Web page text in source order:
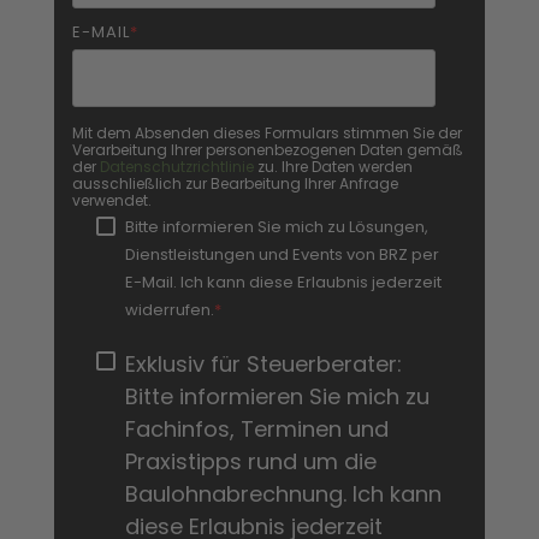
E-MAIL*
Mit dem Absenden dieses Formulars stimmen Sie der
Verarbeitung Ihrer personenbezogenen Daten gemäß
der Datenschutzrichtlinie zu. Ihre Daten werden
ausschließlich zur Bearbeitung Ihrer Anfrage
verwendet.
Bitte informieren Sie mich zu Lösungen,
Dienstleistungen und Events von BRZ per
E-Mail. Ich kann diese Erlaubnis jederzeit
widerrufen.*
Exklusiv für Steuerberater:
Bitte informieren Sie mich zu
Fachinfos, Terminen und
Praxistipps rund um die
Baulohnabrechnung. Ich kann
diese Erlaubnis jederzeit